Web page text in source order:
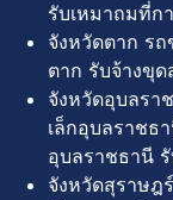
รับเหมาถมที่ก
จังหวัดตาก ร
ตาก รับจ้างขุ
จังหวัดอุบลรา
เล็กอุบลราชธ
อุบลราชธานี
จังหวัดสุราษฎ